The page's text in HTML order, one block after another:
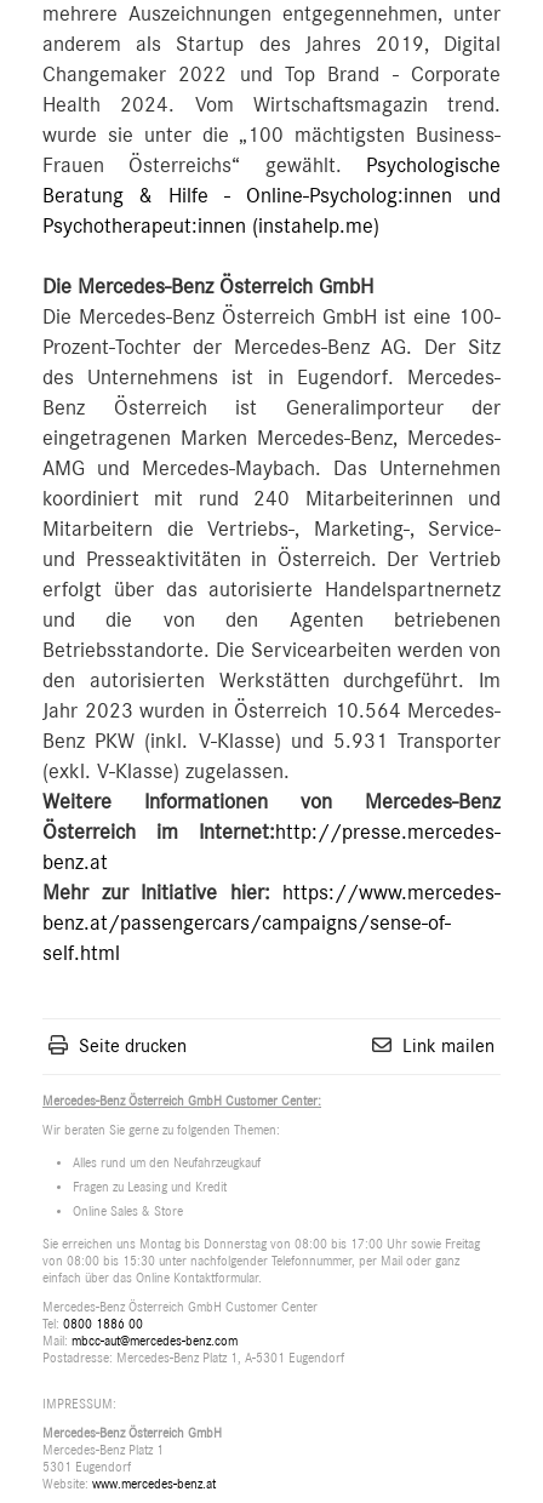
mehrere Auszeichnungen entgegennehmen, unter
anderem als Startup des Jahres 2019, Digital
Changemaker 2022 und Top Brand - Corporate
Health 2024. Vom Wirtschaftsmagazin trend.
wurde sie unter die „100 mächtigsten Business-
Frauen Österreichs“ gewählt.
Psychologische
Beratung & Hilfe - Online-Psycholog:innen und
Psychotherapeut:innen (instahelp.me)
Die Mercedes-Benz Österreich GmbH
Die Mercedes-Benz Österreich GmbH ist eine 100-
Prozent-Tochter der Mercedes-Benz AG. Der Sitz
des Unternehmens ist in Eugendorf. Mercedes-
Benz Österreich ist Generalimporteur der
eingetragenen Marken Mercedes-Benz, Mercedes-
AMG und Mercedes-Maybach. Das Unternehmen
koordiniert mit rund 240 Mitarbeiterinnen und
Mitarbeitern die Vertriebs-, Marketing-, Service-
und Presseaktivitäten in Österreich. Der Vertrieb
erfolgt über das autorisierte Handelspartnernetz
und die von den Agenten betriebenen
Betriebsstandorte. Die Servicearbeiten werden von
den autorisierten Werkstätten durchgeführt. Im
Jahr 2023 wurden in Österreich 10.564 Mercedes-
Benz PKW (inkl. V-Klasse) und 5.931 Transporter
(exkl. V-Klasse) zugelassen.
Weitere Informationen von Mercedes-Benz
Österreich im Internet:http://presse.mercedes-
benz.at
Mehr zur Initiative hier:
https://www.mercedes-
benz.at/passengercars/campaigns/sense-of-
self.html
Seite drucken Link mailen
Mercedes-Benz Österreich GmbH Customer Center:
Wir beraten Sie gerne zu folgenden Themen:
Alles rund um den Neufahrzeugkauf
Fragen zu Leasing und Kredit
Online Sales & Store
Sie erreichen uns Montag bis Donnerstag von 08:00 bis 17:00 Uhr sowie Freitag
von 08:00 bis 15:30 unter nachfolgender Telefonnummer, per Mail oder ganz
einfach über das Online Kontaktformular.
Mercedes-Benz Österreich GmbH Customer Center
Tel: 0800 1886 00
Mail: mbcc-aut@mercedes-benz.com
Postadresse: Mercedes-Benz Platz 1, A-5301 Eugendorf
IMPRESSUM:
Mercedes-Benz Österreich GmbH
Mercedes-Benz Platz 1
5301 Eugendorf
Website: www.mercedes-benz.at